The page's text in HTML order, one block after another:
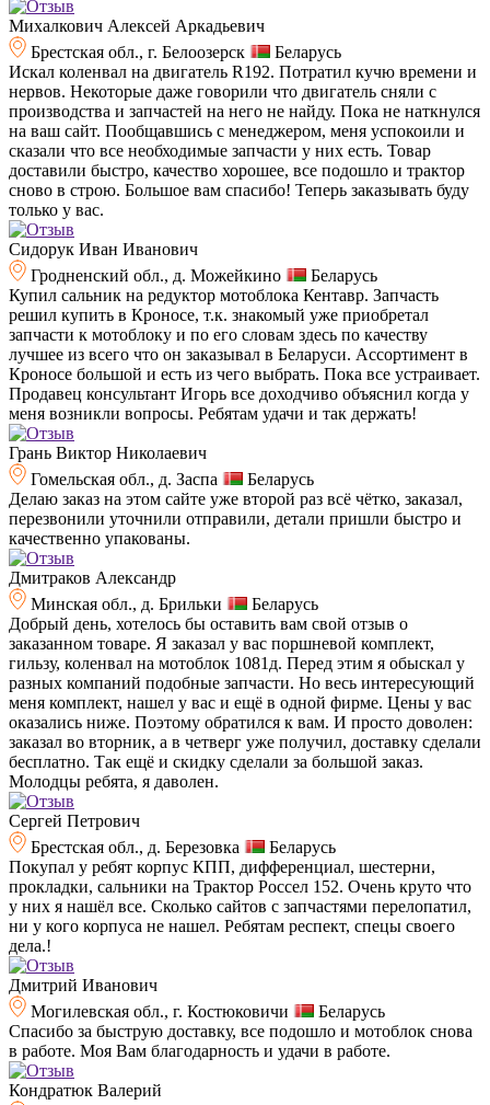
Михалкович Алексей Аркадьевич
Брестская обл., г. Белоозерск
Беларусь
Искал коленвал на двигатель R192. Потратил кучю времени и
нервов. Некоторые даже говорили что двигатель сняли с
производства и запчастей на него не найду. Пока не наткнулся
на ваш сайт. Пообщавшись с менеджером, меня успокоили и
сказали что все необходимые запчасти у них есть. Товар
доставили быстро, качество хорошее, все подошло и трактор
сново в строю. Большое вам спасибо! Теперь заказывать буду
только у вас.
Сидорук Иван Иванович
Гродненский обл., д. Можейкино
Беларусь
Купил сальник на редуктор мотоблока Кентавр. Запчасть
решил купить в Кроносе, т.к. знакомый уже приобретал
запчасти к мотоблоку и по его словам здесь по качеству
лучшее из всего что он заказывал в Беларуси. Ассортимент в
Кроносе большой и есть из чего выбрать. Пока все устраивает.
Продавец консультант Игорь все доходчиво объяснил когда у
меня возникли вопросы. Ребятам удачи и так держать!
Грань Виктор Николаевич
Гомельская обл., д. Заспа
Беларусь
Делаю заказ на этом сайте уже второй раз всё чётко, заказал,
перезвонили уточнили отправили, детали пришли быстро и
качественно упакованы.
Дмитраков Александр
Минская обл., д. Брильки
Беларусь
Добрый день, хотелось бы оставить вам свой отзыв о
заказанном товаре. Я заказал у вас поршневой комплект,
гильзу, коленвал на мотоблок 1081д. Перед этим я обыскал у
разных компаний подобные запчасти. Но весь интересующий
меня комплект, нашел у вас и ещё в одной фирме. Цены у вас
оказались ниже. Поэтому обратился к вам. И просто доволен:
заказал во вторник, а в четверг уже получил, доставку сделали
бесплатно. Так ещё и скидку сделали за большой заказ.
Молодцы ребята, я даволен.
Сергей Петрович
Брестская обл., д. Березовка
Беларусь
Покупал у ребят корпус КПП, дифференциал, шестерни,
прокладки, сальники на Трактор Россел 152. Очень круто что
у них я нашёл все. Сколько сайтов с запчастями перелопатил,
ни у кого корпуса не нашел. Ребятам респект, спецы своего
дела.!
Дмитрий Иванович
Могилевская обл., г. Костюковичи
Беларусь
Спасибо за быструю доставку, все подошло и мотоблок снова
в работе. Моя Вам благодарность и удачи в работе.
Кондратюк Валерий